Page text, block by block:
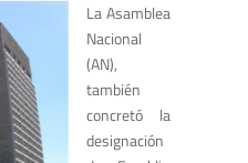
La Asamblea
Nacional
(AN),
también
concretó la
designación